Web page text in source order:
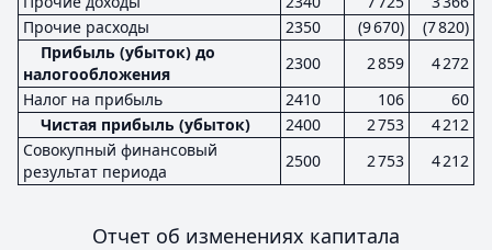
Прочие расходы
2350 (9 670)
(7 820)
Прибыль (убыток) до
налогообложения
2300 2 859
4 272
Налог на прибыль
2410 106
60
Чистая прибыль (убыток)
2400 2 753
4 212
Совокупный финансовый
результат периода
2500 2 753 4 212
Отчет об изменениях капитала